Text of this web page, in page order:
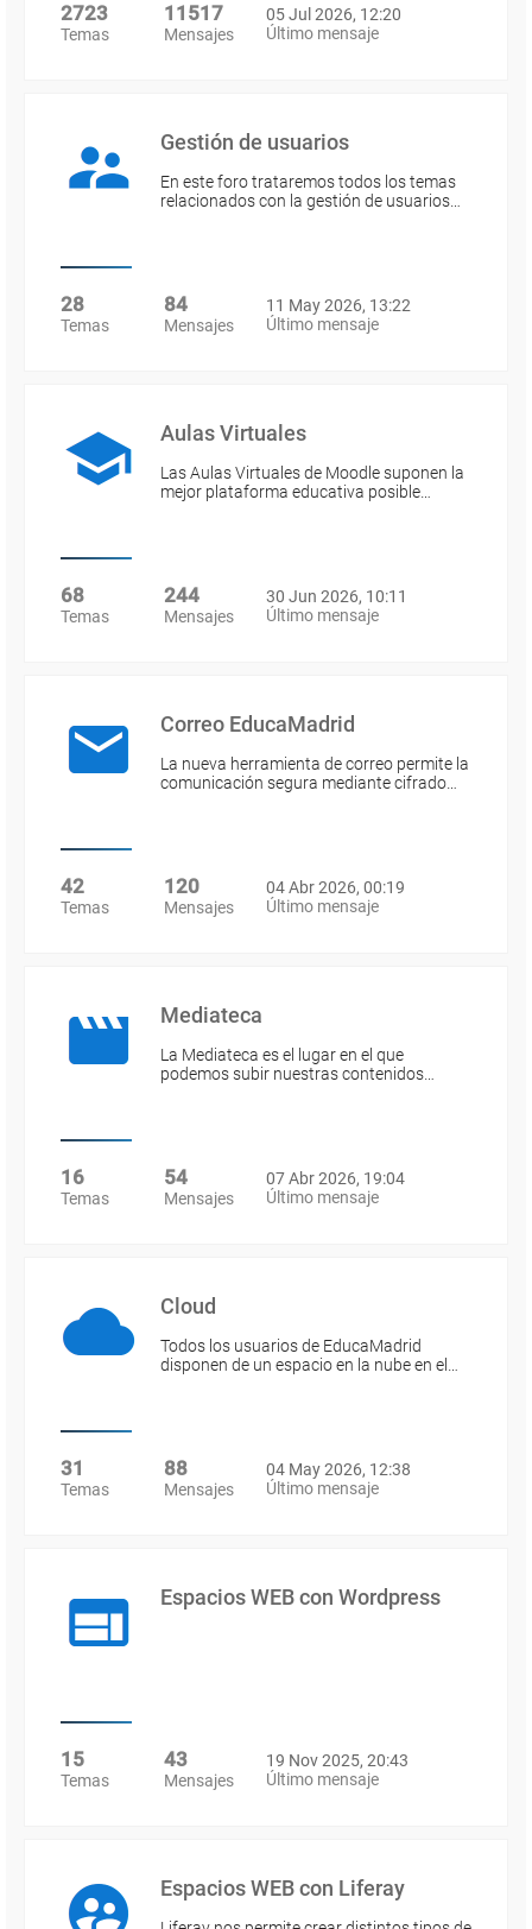
2723
Temas
11517
Mensajes
05 Jul 2026, 12:20
Último mensaje
Gestión de usuarios
En este foro trataremos todos los temas
relacionados con la gestión de usuarios…
28
Temas
84
Mensajes
11 May 2026, 13:22
Último mensaje
Aulas Virtuales
Las Aulas Virtuales de Moodle suponen la
mejor plataforma educativa posible…
68
Temas
244
Mensajes
30 Jun 2026, 10:11
Último mensaje
Correo EducaMadrid
La nueva herramienta de correo permite la
comunicación segura mediante cifrado…
42
Temas
120
Mensajes
04 Abr 2026, 00:19
Último mensaje
Mediateca
La Mediateca es el lugar en el que
podemos subir nuestras contenidos…
16
Temas
54
Mensajes
07 Abr 2026, 19:04
Último mensaje
Cloud
Todos los usuarios de EducaMadrid
disponen de un espacio en la nube en el…
31
Temas
88
Mensajes
04 May 2026, 12:38
Último mensaje
Espacios WEB con Wordpress
15
Temas
43
Mensajes
19 Nov 2025, 20:43
Último mensaje
Espacios WEB con Liferay